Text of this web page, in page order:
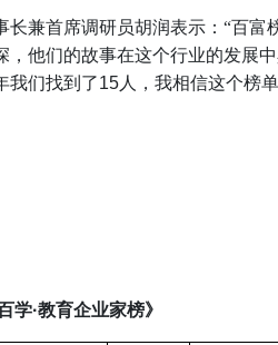
长兼首席调研员胡润表示：“百
，他们的故事在这个行业的发展
我们找到了15人，我相信这个榜
学·教育企业家榜》